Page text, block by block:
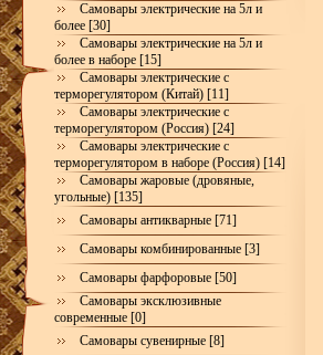
Самовары электрические на 5л и
более [30]
Самовары электрические на 5л и
более в наборе [15]
Самовары электрические с
терморегулятором (Китай) [11]
Самовары электрические с
терморегулятором (Россия) [24]
Самовары электрические с
терморегулятором в наборе (Россия) [14]
Самовары жаровые (дровяные,
угольные) [135]
Самовары антикварные [71]
Самовары комбинированные [3]
Самовары фарфоровые [50]
Самовары эксклюзивные
современные [0]
Самовары сувенирные [8]